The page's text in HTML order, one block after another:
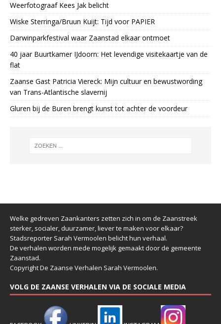
Weerfotograaf Kees Jak belicht
Wiske Sterringa/Bruun Kuijt: Tijd voor PAPIER
Darwinparkfestival waar Zaanstad elkaar ontmoet
40 jaar Buurtkamer IJdoorn: Het levendige visitekaartje van de
flat
Zaanse Gast Patricia Viereck: Mijn cultuur en bewustwording
van Trans-Atlantische slavernij
Gluren bij de Buren brengt kunst tot achter de voordeur
Welke gedreven Zaankanters zetten zich in om de Zaanstreek
sterker, socialer, duurzamer, liever te maken voor elkaar?
Stadsreporter Sarah Vermoolen belicht hun verhaal.
De verhalen worden mede mogelijk gemaakt door de gemeente
Zaanstad.
Copyright De Zaanse Verhalen Sarah Vermoolen.
VOLG DE ZAANSE VERHALEN VIA DE SOCIALE MEDIA